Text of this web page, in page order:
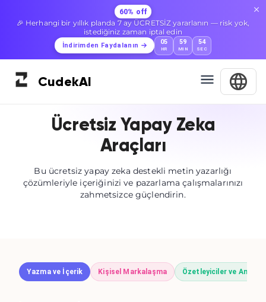
60% off
🎉 Herhangi bir yıllık planda 7 ay ÜCRETSİZ yararlanın — risk yok,
istediğiniz zaman iptal edin
İndirimden Faydalanın 05
HR
59
MIN
54
SEC
CudekAI
Ücretsiz Yapay Zeka
Araçları
Bu ücretsiz yapay zeka destekli metin yazarlığı
çözümleriyle içeriğinizi ve pazarlama çalışmalarınızı
zahmetsizce güçlendirin.
Yazma ve İçerik Kişisel Markalaşma Özetleyiciler ve Analiz